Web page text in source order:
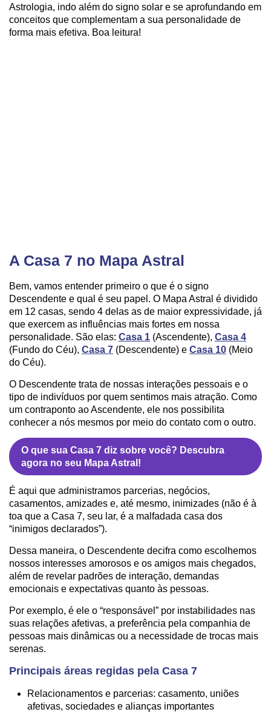
Astrologia, indo além do signo solar e se aprofundando em
conceitos que complementam a sua personalidade de
forma mais efetiva. Boa leitura!
A Casa 7 no Mapa Astral
Bem, vamos entender primeiro o que é o signo
Descendente e qual é seu papel. O Mapa Astral é dividido
em 12 casas, sendo 4 delas as de maior expressividade, já
que exercem as influências mais fortes em nossa
personalidade. São elas: Casa 1 (Ascendente), Casa 4
(Fundo do Céu), Casa 7 (Descendente) e Casa 10 (Meio
do Céu).
O Descendente trata de nossas interações pessoais e o
tipo de indivíduos por quem sentimos mais atração. Como
um contraponto ao Ascendente, ele nos possibilita
conhecer a nós mesmos por meio do contato com o outro.
O que sua Casa 7 diz sobre você? Descubra
agora no seu Mapa Astral!
É aqui que administramos parcerias, negócios,
casamentos, amizades e, até mesmo, inimizades (não é à
toa que a Casa 7, seu lar, é a malfadada casa dos
“inimigos declarados”).
Dessa maneira, o Descendente decifra como escolhemos
nossos interesses amorosos e os amigos mais chegados,
além de revelar padrões de interação, demandas
emocionais e expectativas quanto às pessoas.
Por exemplo, é ele o “responsável” por instabilidades nas
suas relações afetivas, a preferência pela companhia de
pessoas mais dinâmicas ou a necessidade de trocas mais
serenas.
Principais áreas regidas pela Casa 7
Relacionamentos e parcerias: casamento, uniões
afetivas, sociedades e alianças importantes